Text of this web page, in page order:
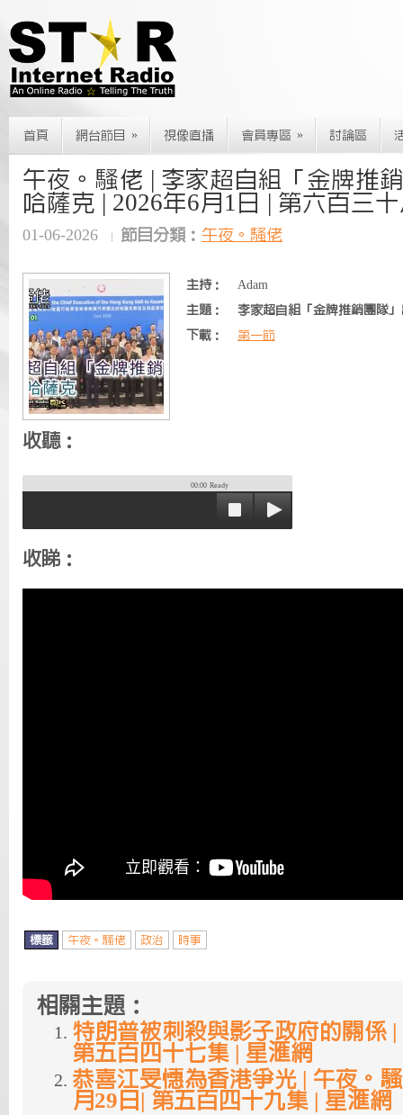
首頁 網台節目 » 視像直播 會員專區 » 討論區
午夜。騷佬 | 李家超自組「金牌推
哈薩克 | 2026年6月1日 | 第六百三
01-06-2026 節目分類： 午夜。騷佬
主持：
Adam
主題：
李家超自組「金牌推銷團隊
下載：
第一節
收聽：
00:00 Ready
收睇：
標籤 午夜。騷佬 政治 時事
相關主題：
特朗普被刺殺與影子政府的關係
第五百四十七集 | 星滙網
恭喜江旻憓為香港爭光 | 午夜。
月29日| 第五百四十九集 | 星滙網